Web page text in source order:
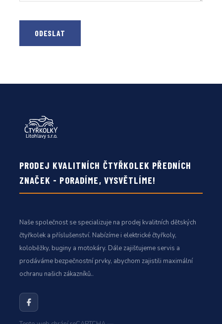
ODESLAT
PRODEJ KVALITNÍCH ČTYŘKOLEK PŘEDNÍCH
ZNAČEK - PORADÍME, VYSVĚTLÍME!
Naše společnost se specializuje na prodej kvalitních dětských
čtyřkolek a příslušenství. Nabízíme i elektrické čtyřkoly,
koloběžky, buginy a motokáry. Dále zajišťujeme servis a
prodáváme bezpečnostní prvky, abychom zajistili maximální
ochranu našich zákazníků..